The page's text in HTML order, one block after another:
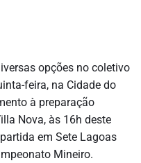
opções no coletivo
feira, na Cidade do
à preparação
Nova, às 16h deste
em Sete Lagoas
Mineiro.